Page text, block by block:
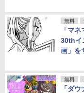
無料
「マ
30thイ
画」を
無料
「ダ